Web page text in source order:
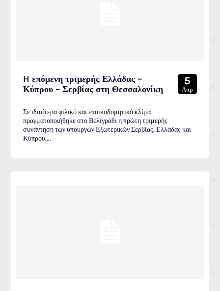
H επόμενη τριμερής Ελλάδας –
Κύπρου – Σερβίας στη Θεσσαλονίκη
5
Απρ
Σε ιδιαίτερα φιλικό και εποικοδομητικό κλίμα
πραγματοποιήθηκε στο Βελιγράδι η πρώτη τριμερής
συνάντηση των υπουργών Εξωτερικών Σερβίας, Ελλάδας και
Κύπρου....